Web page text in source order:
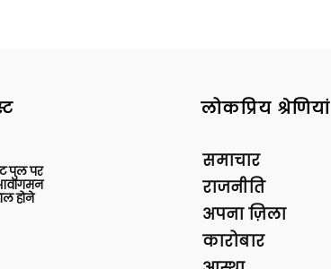
पुल पर
आवागमन
होने
लोकप्रिय श्रेणियां
समाचार
राजनीति
अपना ज़िला
कारोबार